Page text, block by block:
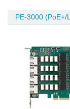
PE-3000 (PoE+/